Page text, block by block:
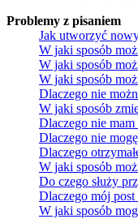
Problemy z pisaniem
Jak utworzyć
W jaki sposób
W jaki sposób
W jaki sposób
Dlaczego nie
W jaki sposób
Dlaczego nie
Dlaczego nie
Dlaczego
W jaki sposób
Do czego służy
Dlaczego mój
W jaki sposób